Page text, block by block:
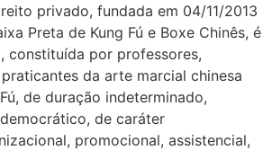
privado, fundada em 04/11/2013
Preta de Kung Fú e Boxe Chinês, é
constituída por professores,
da arte marcial chinesa
de duração indeterminado,
de caráter
promocional, assistencial,